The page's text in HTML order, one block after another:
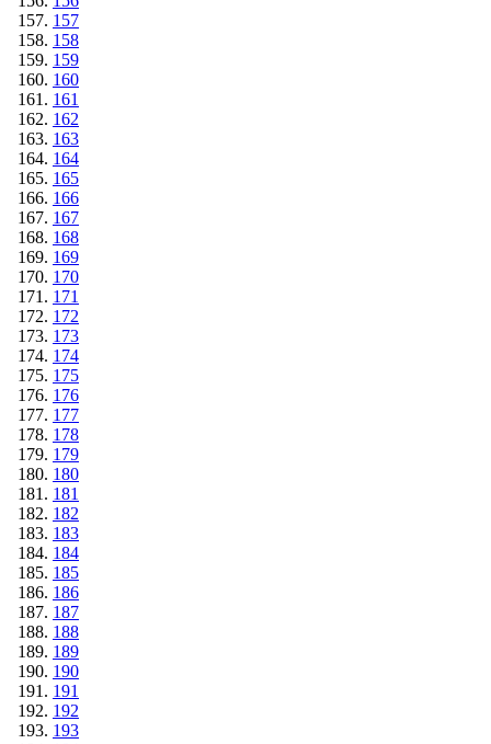
157
158
159
160
161
162
163
164
165
166
167
168
169
170
171
172
173
174
175
176
177
178
179
180
181
182
183
184
185
186
187
188
189
190
191
192
193